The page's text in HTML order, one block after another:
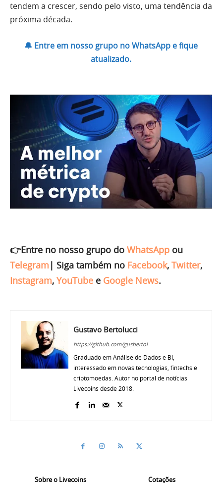
tendem a crescer, sendo pelo visto, uma tendência da
próxima década.
🔔 Entre em nosso grupo no WhatsApp e fique
atualizado.
👉Entre no nosso grupo do WhatsApp ou
Telegram | Siga também no Facebook, Twitter,
Instagram, YouTube e Google News.
Gustavo Bertolucci
https://github.com/gusbertol
Graduado em Análise de Dados e BI,
interessado em novas tecnologias, fintechs e
criptomoedas. Autor no portal de notícias
Livecoins desde 2018.
Sobre o Livecoins Cotações